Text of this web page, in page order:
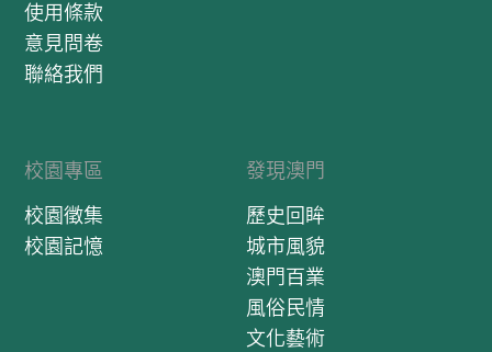
使用條款
意見問卷
聯絡我們
校園專區
校園徵集
校園記憶
發現澳門
歷史回眸
城市風貌
澳門百業
風俗民情
文化藝術